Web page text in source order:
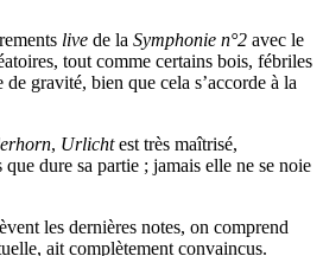
live de la Symphonie n°2 avec le
tout comme certains bois, fébriles
gravité, bien que cela s’accorde à la
, Urlichtest très maîtrisé,
dure sa partie ; jamais elle ne se noie
les dernières notes, on comprend
ait complètement convaincus.